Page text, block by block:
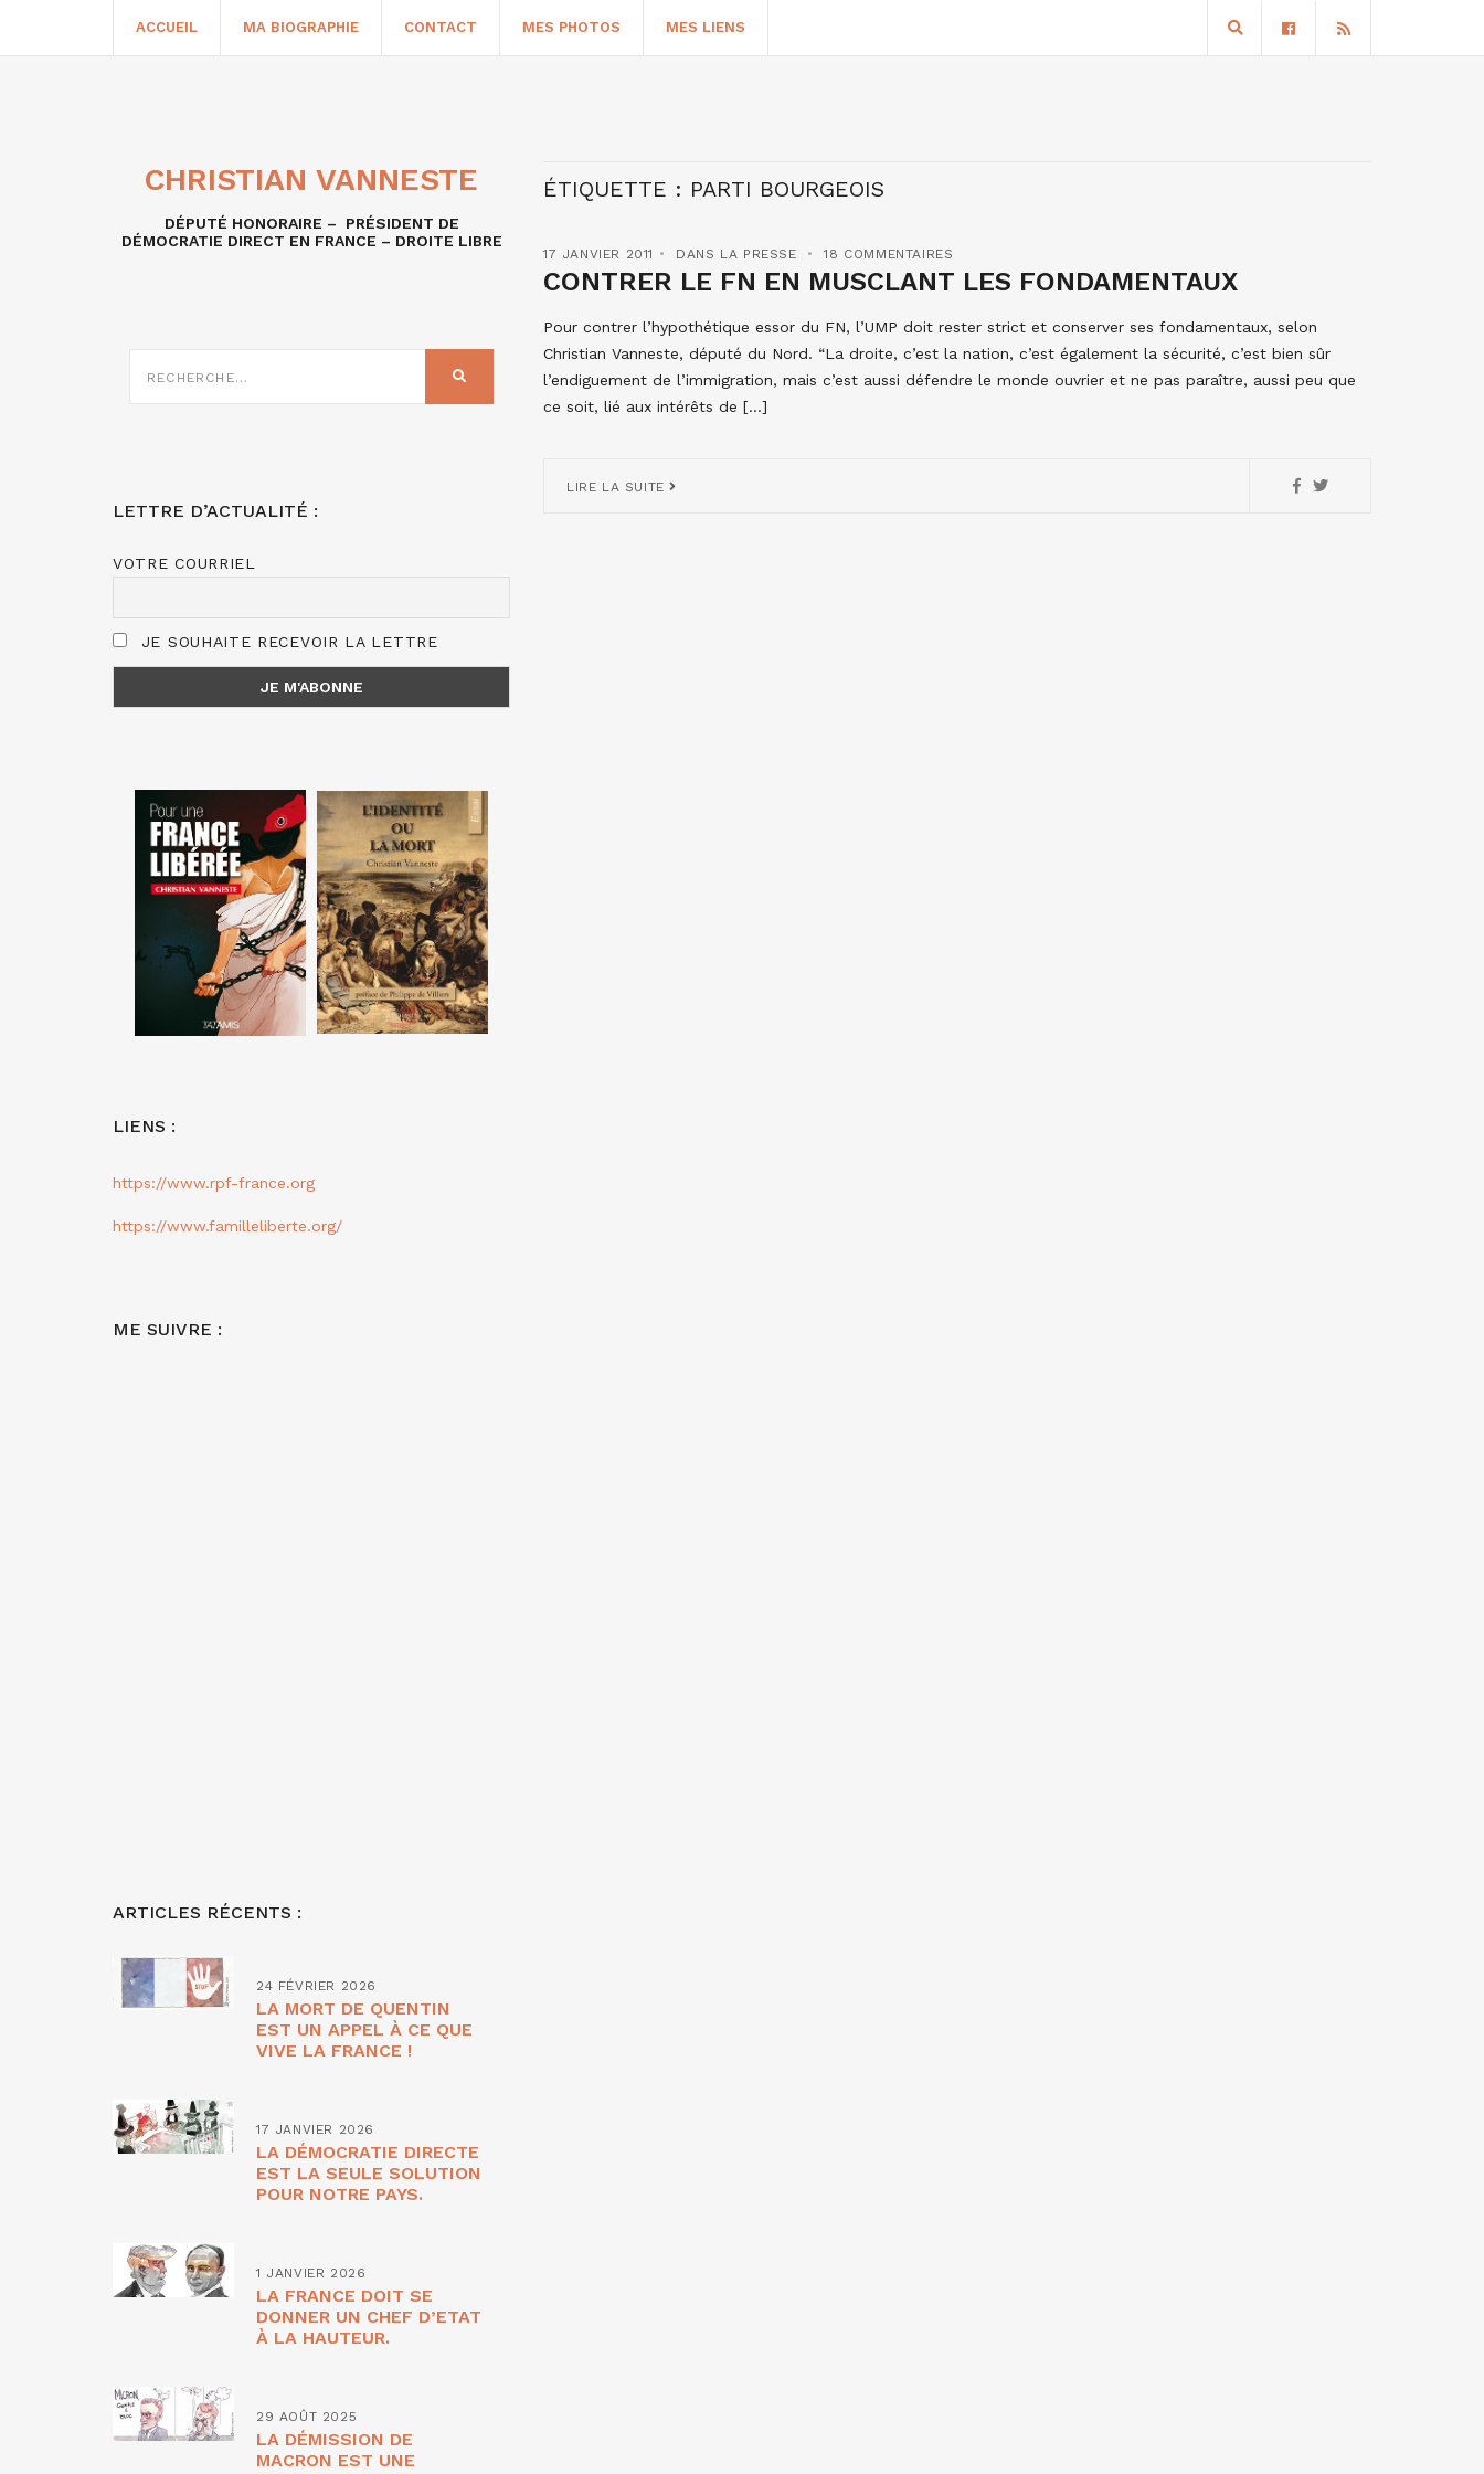
ACCUEIL MA BIOGRAPHIE CONTACT MES PHOTOS MES LIENS
ÉTIQUETTE : PARTI BOURGEOIS
17 JANVIER 2011 DANS LA PRESSE 18 COMMENTAIRES
CONTRER LE FN EN MUSCLANT LES FONDAMENTAUX
Pour contrer l’hypothétique essor du FN, l’UMP doit rester strict et conserver ses fondamentaux, selon
Christian Vanneste, député du Nord. “La droite, c’est la nation, c’est également la sécurité, c’est bien sûr
l’endiguement de l’immigration, mais c’est aussi défendre le monde ouvrier et ne pas paraître, aussi peu que
ce soit, lié aux intérêts de […]
LIRE LA SUITE
CHRISTIAN VANNESTE
DÉPUTÉ HONORAIRE – PRÉSIDENT DE
DÉMOCRATIE DIRECT EN FRANCE – DROITE LIBRE
SUR
RECHERCHER
LETTRE D’ACTUALITÉ :
VOTRE COURRIEL
JE SOUHAITE RECEVOIR LA LETTRE
LIENS :
https://www.rpf-france.org
https://www.familleliberte.org/
ME SUIVRE :
ARTICLES RÉCENTS :
24 FÉVRIER 2026
LA MORT DE QUENTIN
EST UN APPEL À CE QUE
VIVE LA FRANCE !
17 JANVIER 2026
LA DÉMOCRATIE DIRECTE
EST LA SEULE SOLUTION
POUR NOTRE PAYS.
1 JANVIER 2026
LA FRANCE DOIT SE
DONNER UN CHEF D’ETAT
À LA HAUTEUR.
29 AOÛT 2025
LA DÉMISSION DE
MACRON EST UNE